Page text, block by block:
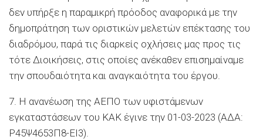
δεν υπήρξε η παραμικρή πρόοδος αναφορικά με την
δημοπράτηση των οριστικών μελετών επέκτασης του
διαδρόμου, παρά τις διαρκείς οχλήσεις μας προς τις
τότε Διοικήσεις, στις οποίες ανέκαθεν επισημαίναμε
την σπουδαιότητα και αναγκαιότητα του έργου.
7. Η ανανέωση της ΑΕΠΟ των υφιστάμενων
εγκαταστάσεων του ΚΑΚ έγινε την 01-03-2023 (ΑΔΑ:
Ρ45Ψ4653Π8-ΕΙ3).